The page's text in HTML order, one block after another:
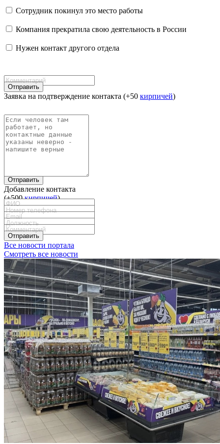
Сотрудник покинул это место работы
Компания прекратила свою деятельность в России
Нужен контакт другого отдела
Отправить
Заявка на подтверждение контакта (+50 кирпичей)
Отправить
Добавление контакта
(+500кирпичей)
Отправить
Все новости портала
Смотреть все новости